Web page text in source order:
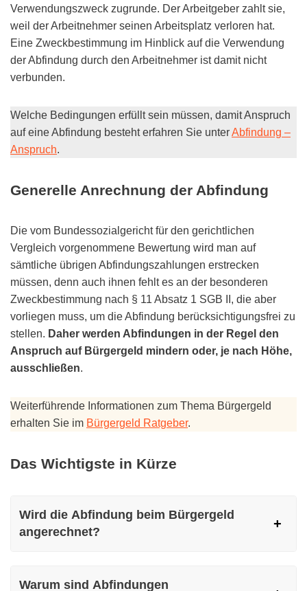
Verwendungszweck zugrunde. Der Arbeitgeber zahlt sie,
weil der Arbeitnehmer seinen Arbeitsplatz verloren hat.
Eine Zweckbestimmung im Hinblick auf die Verwendung
der Abfindung durch den Arbeitnehmer ist damit nicht
verbunden.
Welche Bedingungen erfüllt sein müssen, damit Anspruch
auf eine Abfindung besteht erfahren Sie unterAbfindung –
Anspruch.
Generelle Anrechnung der Abfindung
Die vom Bundessozialgericht für den gerichtlichen
Vergleich vorgenommene Bewertung wird man auf
sämtliche übrigen Abfindungszahlungen erstrecken
müssen, denn auch ihnen fehlt es an der besonderen
Zweckbestimmung nach § 11 Absatz 1 SGB II, die aber
vorliegen muss, um die Abfindung berücksichtigungsfrei zu
stellen. Daher werden Abfindungen in der Regel den
Anspruch auf Bürgergeld mindern oder, je nach Höhe,
ausschließen.
Weiterführende Informationen zum Thema Bürgergeld
erhalten Sie im Bürgergeld Ratgeber.
Das Wichtigste in Kürze
Wird die Abfindung beim Bürgergeld
angerechnet?
Warum sind Abfindungen